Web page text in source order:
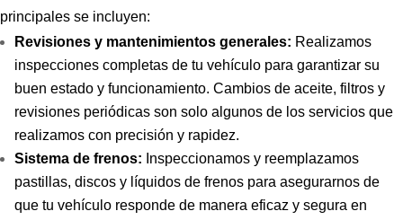
principales se incluyen:
Revisiones y mantenimientos generales: Realizamos
inspecciones completas de tu vehículo para garantizar su
buen estado y funcionamiento. Cambios de aceite, filtros y
revisiones periódicas son solo algunos de los servicios que
realizamos con precisión y rapidez.
Sistema de frenos: Inspeccionamos y reemplazamos
pastillas, discos y líquidos de frenos para asegurarnos de
que tu vehículo responde de manera eficaz y segura en